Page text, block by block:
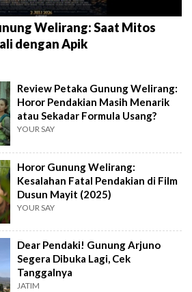
Welirang: Saat Mitos
dengan Apik
Review Petaka Gunung Welirang:
Horor Pendakian Masih Menarik
atau Sekadar Formula Usang?
YOUR SAY
Horor Gunung Welirang:
Kesalahan Fatal Pendakian di Film
Dusun Mayit (2025)
YOUR SAY
Dear Pendaki! Gunung Arjuno
Segera Dibuka Lagi, Cek
Tanggalnya
JATIM